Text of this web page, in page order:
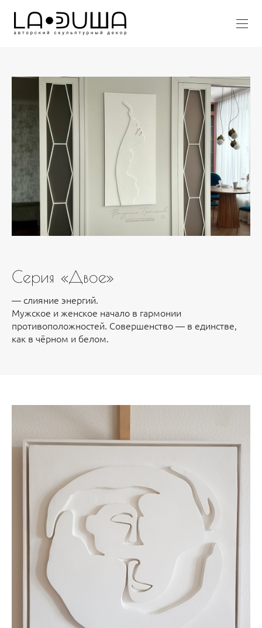
Серия «Двое»
— слияние энергий.
Мужское и женское начало в гармонии
противоположностей. Совершенство — в единстве,
как в чёрном и белом.